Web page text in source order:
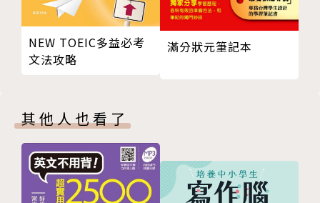
日本精神的原點 茶道
五月｜皐月（さつき）
兒童節
逛展覽
享用大自然的恩惠 和食
六月｜水無月（みなづき）
結婚
兜風
締結夫妻之約 日本的婚禮儀式
NEW TOEIC多益必考
文法攻略
滿分狀元筆記本
其他人也看了